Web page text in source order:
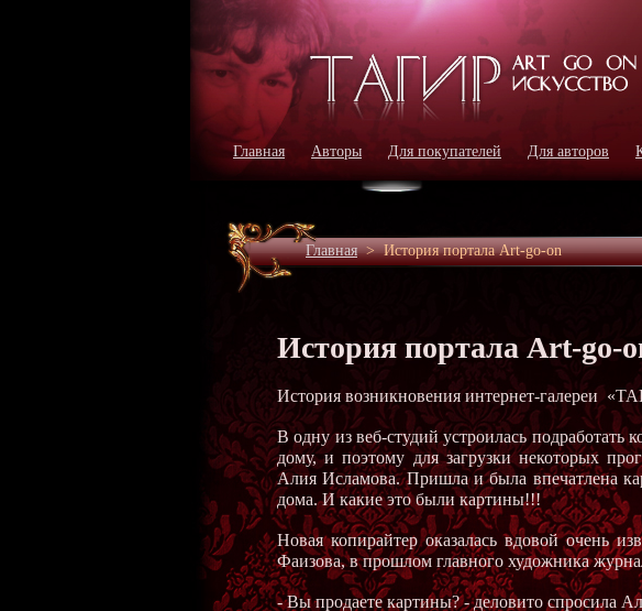
Главная Авторы Для покупателей Для авторов
Главная>История портала Art-go-on
История портала Art-go-
История возникновения интернет-галереи
В одну из веб-студий устроилась подработать
дому, и поэтому для загрузки некоторых
Алия Исламова. Пришла и была впечатлена
дома. И какие это были картины!!!
Новая копирайтер оказалась вдовой очень
Фаизова, в прошлом главного художника
- Вы продаете картины? - деловито спросила